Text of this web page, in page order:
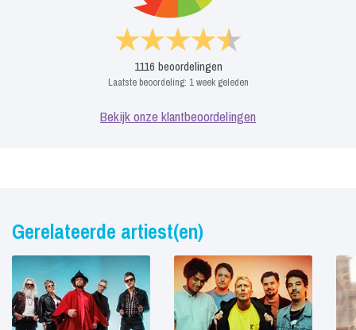
1116 beoordelingen
Laatste beoordeling: 1 week geleden
Bekijk onze klantbeoordelingen
Gerelateerde artiest(en)